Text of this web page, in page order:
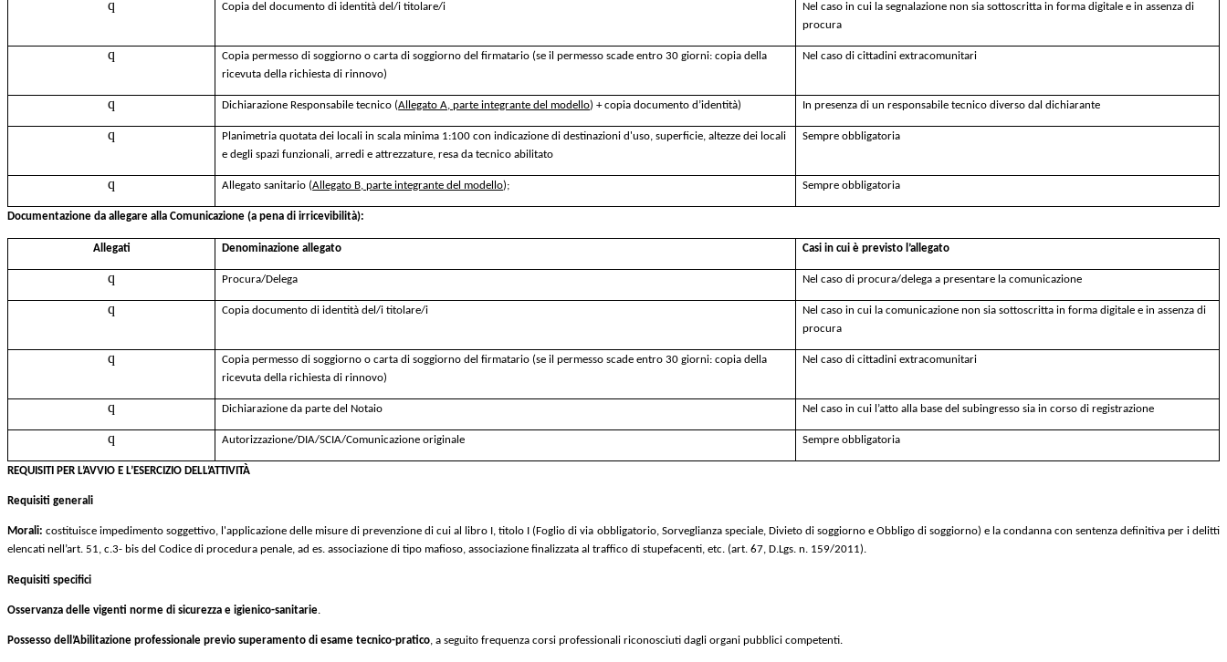
q Copia del documento di identità del/i titolare/i
Nel caso in cui la segnalazione non sia sottoscritta in forma digitale e in assenza di
procura
q
Copia permesso di soggiorno o carta di soggiorno del firmatario (se il permesso scade entro 30 giorni: copia della
ricevuta della richiesta di rinnovo)
Nel caso di cittadini extracomunitari
q Dichiarazione Responsabile tecnico (Allegato A, parte integrante del modello) + copia documento d’identità) In presenza di un responsabile tecnico diverso dal dichiarante
q
Planimetria quotata dei locali in scala minima 1:100 con indicazione di destinazioni d'uso, superficie, altezze dei locali
e degli spazi funzionali, arredi e attrezzature, resa da tecnico abilitato
Sempre obbligatoria
q Allegato sanitario (Allegato B, parte integrante del modello); Sempre obbligatoria
Documentazione da allegare alla Comunicazione (a pena di irricevibilità):
Allegati Denominazione allegato Casi in cui è previsto l’allegato
q Procura/Delega Nel caso di procura/delega a presentare la comunicazione
q Copia documento di identità del/i titolare/i
Nel caso in cui la comunicazione non sia sottoscritta in forma digitale e in assenza di
procura
q
Copia permesso di soggiorno o carta di soggiorno del firmatario (se il permesso scade entro 30 giorni: copia della
ricevuta della richiesta di rinnovo)
Nel caso di cittadini extracomunitari
q Dichiarazione da parte del Notaio Nel caso in cui l’atto alla base del subingresso sia in corso di registrazione
q Autorizzazione/DIA/SCIA/Comunicazione originale Sempre obbligatoria
REQUISITI PER L’AVVIO E L’ESERCIZIO DELL’ATTIVITÀ
Requisiti generali
Morali: costituisce impedimento soggettivo, l'applicazione delle misure di prevenzione di cui al libro I, titolo I (Foglio di via obbligatorio, Sorveglianza speciale, Divieto di soggiorno e Obbligo di soggiorno) e la condanna con sentenza definitiva per i delitti
elencati nell’art. 51, c.3- bis del Codice di procedura penale, ad es. associazione di tipo mafioso, associazione finalizzata al traffico di stupefacenti, etc. (art. 67, D.Lgs. n. 159/2011).
Requisiti specifici
Osservanza delle vigenti norme di sicurezza e igienico-sanitarie.
Possesso dell’Abilitazione professionale previo superamento di esame tecnico-pratico, a seguito frequenza corsi professionali riconosciuti dagli organi pubblici competenti.